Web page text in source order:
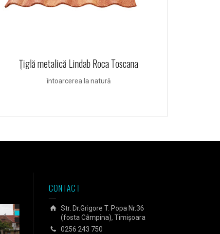
Ţiglă metalică Lindab Roca Toscana
întoarcerea la natură
CONTACT
Str. Dr.Grigore T. Popa Nr.36
(fosta Câmpina), Timișoara
0256 243 750